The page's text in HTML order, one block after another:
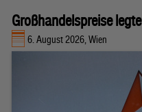
Großhandelspreise
6. August 2026, Wien